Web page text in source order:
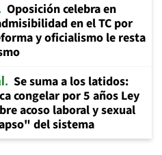
Oposición celebra en
en el TC por
y oficialismo le resta
Se suma a los latidos:
congelar por 5 años Ley
acoso laboral y sexual
del sistema